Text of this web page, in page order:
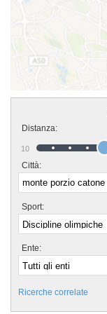
Distanza:
10
Città:
Sport:
Ente:
Ricerche correlate